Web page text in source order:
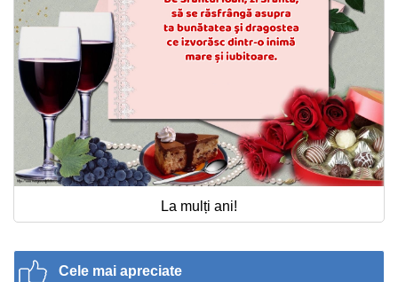
La mulți ani!
Cele mai apreciate